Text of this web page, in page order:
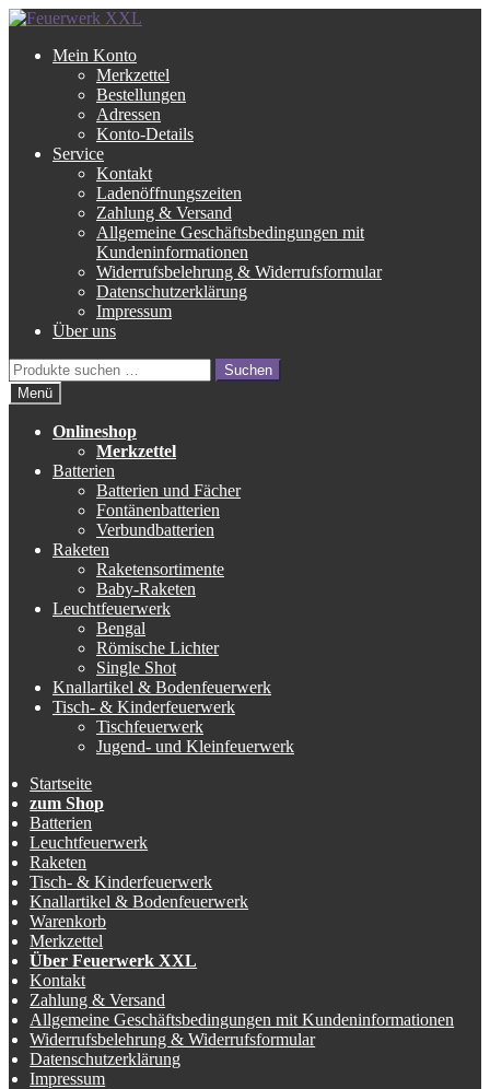
Zur
springen
Zum
springenMein Konto
Merkzettel
Bestellungen
Adressen
Konto-Details
Service
Kontakt
Ladenöffnungszeiten
Zahlung & Versand
Allgemeine Geschäftsbedingungen mit
Kundeninformationen
Widerrufsbelehrung & Widerrufsformular
Datenschutzerklärung
Impressum
Über uns
Suche
nach:
Suchen
Menü
Onlineshop
Merkzettel
Batterien
Batterien und Fächer
Fontänenbatterien
Verbundbatterien
Raketen
Raketensortimente
Baby-Raketen
Leuchtfeuerwerk
Bengal
Römische Lichter
Single Shot
Knallartikel & Bodenfeuerwerk
Tisch- & Kinderfeuerwerk
Tischfeuerwerk
Jugend- und Kleinfeuerwerk
Startseite
zum Shop
Batterien
Leuchtfeuerwerk
Raketen
Tisch- & Kinderfeuerwerk
Knallartikel & Bodenfeuerwerk
Warenkorb
Merkzettel
Über Feuerwerk XXL
Kontakt
Zahlung & Versand
Allgemeine Geschäftsbedingungen mit Kundeninformationen
Widerrufsbelehrung & Widerrufsformular
Datenschutzerklärung
Impressum